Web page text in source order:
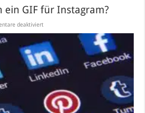
ein GIF für Instagram?
deaktiviertfür
man
ein
GIF
für
Instagram?